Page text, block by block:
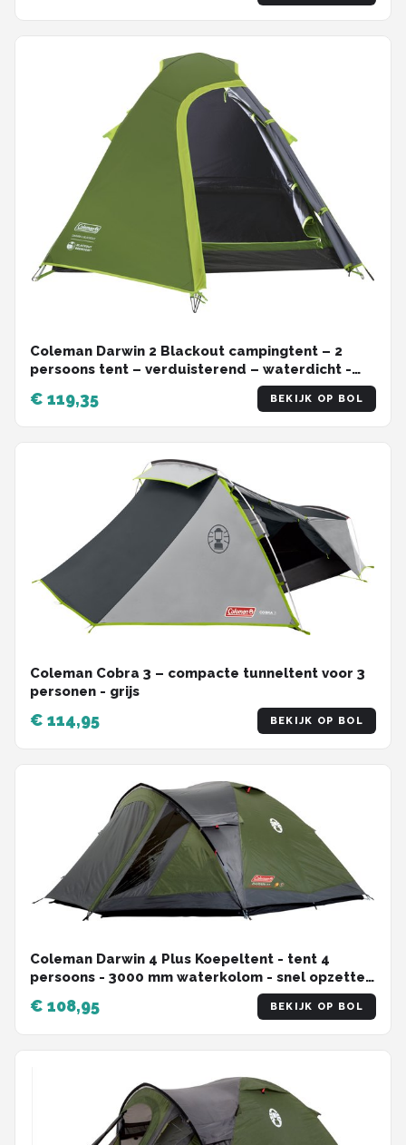
Coleman Darwin 2 Blackout campingtent – 2
persoons tent – verduisterend – waterdicht -
€ 119,35 BEKIJK OP BOL
Coleman Cobra 3 – compacte tunneltent voor 3
personen - grijs
€ 114,95 BEKIJK OP BOL
Coleman Darwin 4 Plus Koepeltent - tent 4
persoons - 3000 mm waterkolom - snel opzetten
€ 108,95 BEKIJK OP BOL